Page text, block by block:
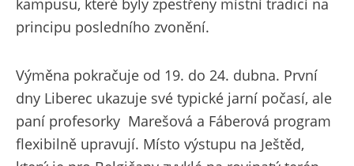
kampusu, které byly zpestřeny místní tradicí na
principu posledního zvonění.
Výměna pokračuje od 19. do 24. dubna. První
dny Liberec ukazuje své typické jarní počasí, ale
paní profesorky Marešová a Fáberová program
flexibilně upravují. Místo výstupu na Ještěd,